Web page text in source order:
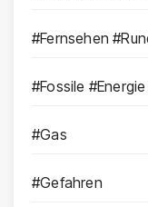
#Fernsehen
#Fossile
#Gas
#Gefahren